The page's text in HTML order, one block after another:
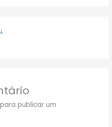
para publicar um